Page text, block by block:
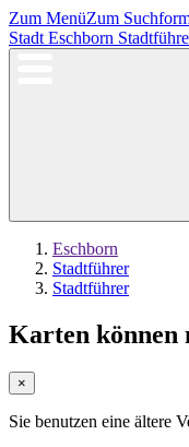
Zum MenüZum
Stadt Eschborn
Eschborn
Stadtführer
Stadtführer
Karten können
×
Sie benutzen eine ältere